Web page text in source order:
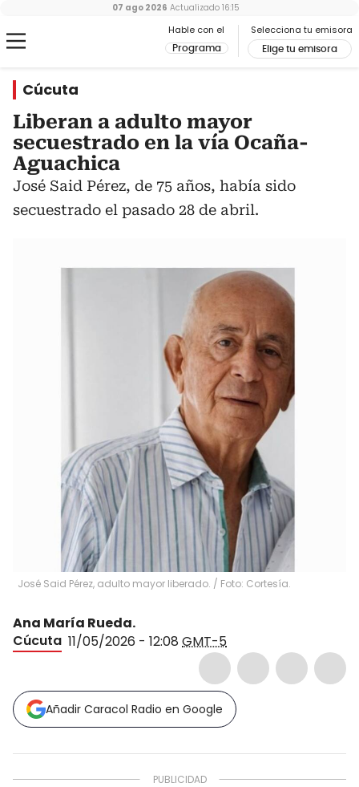
Hable con el
Programa
Selecciona tu emisora
Elige tu emisora
07 ago 2026 Actualizado 16:15
Cúcuta
Liberan a adulto mayor
secuestrado en la vía Ocaña-
Aguachica
José Said Pérez, de 75 años, había sido
secuestrado el pasado 28 de abril.
José Said Pérez, adulto mayor liberado. / Foto: Cortesía.
Ana María Rueda.
Cúcuta 11/05/2026 - 12:08 GMT-5
Añadir Caracol Radio en Google